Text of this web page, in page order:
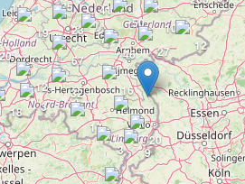
3
19
18
20
12
17
16
32
23
85
4
9
20
3
12
67
19
27
41
100
46
71
50